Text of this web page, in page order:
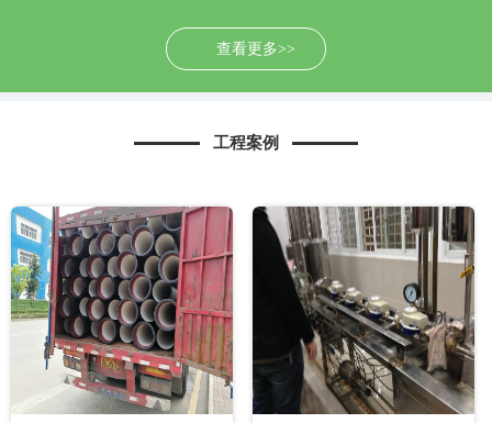
查看更多>>
工程案例